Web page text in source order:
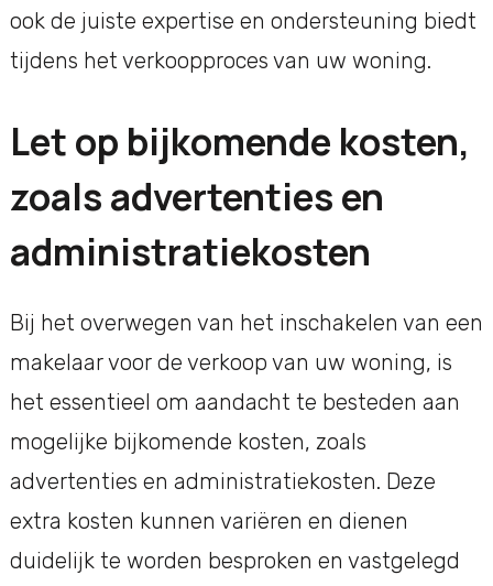
ook de juiste expertise en ondersteuning biedt
tijdens het verkoopproces van uw woning.
Let op bijkomende kosten,
zoals advertenties en
administratiekosten
Bij het overwegen van het inschakelen van een
makelaar voor de verkoop van uw woning, is
het essentieel om aandacht te besteden aan
mogelijke bijkomende kosten, zoals
advertenties en administratiekosten. Deze
extra kosten kunnen variëren en dienen
duidelijk te worden besproken en vastgelegd